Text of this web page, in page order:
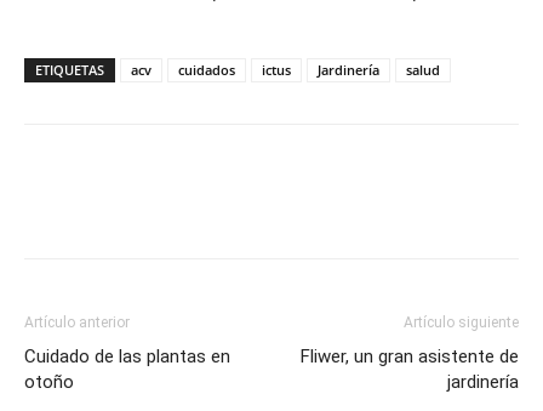
ETIQUETAS acv cuidados ictus Jardinería salud
Artículo anterior
Cuidado de las plantas en
otoño
Artículo siguiente
Fliwer, un gran asistente de
jardinería